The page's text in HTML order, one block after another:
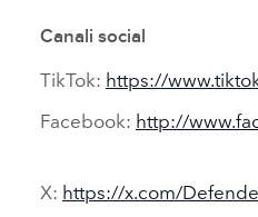
Canali social
TikTok: https://
Facebook: http://
X: https://x.com/